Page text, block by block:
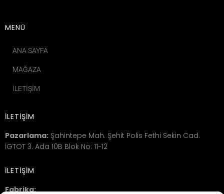
MENÜ
ANA SAYFA
MAĞAZA
İLETIŞIM
İLETİŞİM
Pazarlama: Şahintepe Mah. Şehit Polis Fethi Sekin Cad.
İGTOT 3. Ada 10B Blok No: 11-12
İLETİŞİM
Fabrika: